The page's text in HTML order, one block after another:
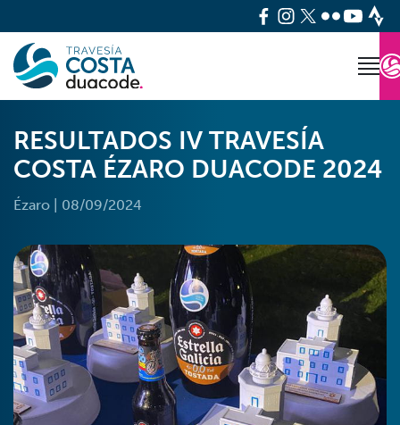
RESULTADOS IV TRAVESÍA
COSTA ÉZARO DUACODE 2024
Ézaro 08/09/2024